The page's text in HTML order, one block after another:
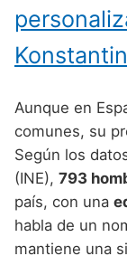
Aunque en
comunes, su
Según los
(INE), 793
país, con una
habla de un
mantiene una